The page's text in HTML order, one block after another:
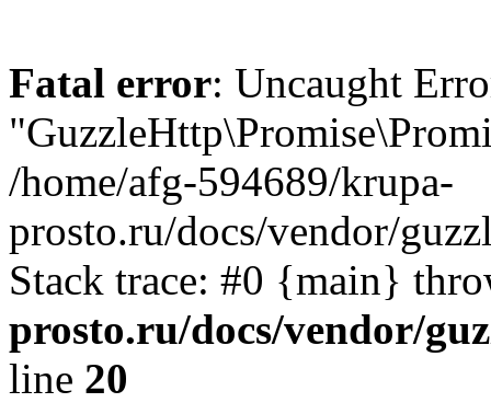
Fatal error: Uncaught
/home/afg-594689/krupa-
prosto.ru/docs/vendor/
Stack trace: #0 {main}
prosto.ru/docs/vendor/
line 20